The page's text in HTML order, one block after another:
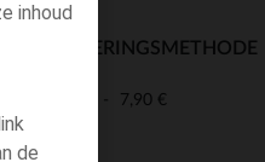
inhoud
de
LEVERINGSMETHODE
7,90 €